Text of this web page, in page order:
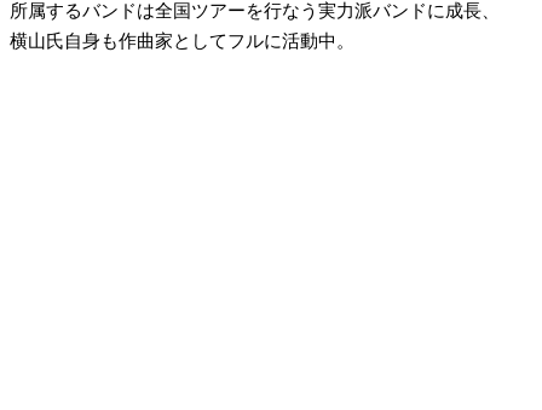
所属するバンドは全国ツアーを行なう実力派バンドに成長、
横山氏自身も作曲家としてフルに活動中。